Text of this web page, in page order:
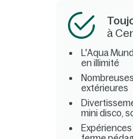
à
L'Aqua
en illimité
extérieures
mini disco,